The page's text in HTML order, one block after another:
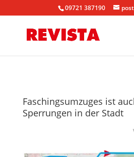
09721 387190
Faschingsumzuges ist
Sperrungen in der Stadt